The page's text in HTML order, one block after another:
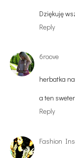
Dziękuję
Reply
6roove
herbatka
a ten
Reply
Fashion